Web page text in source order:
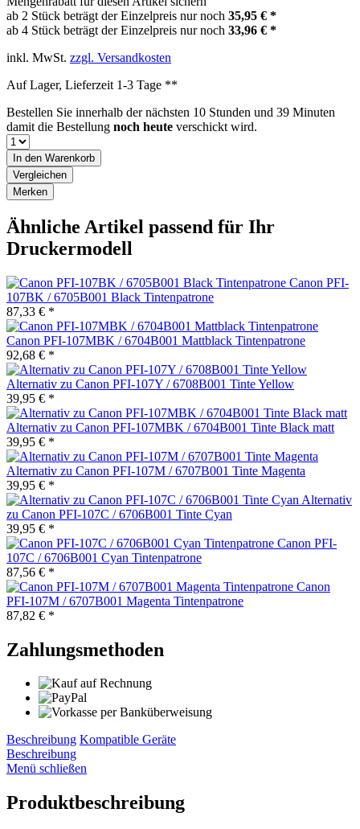
ab 2 Stück beträgt der Einzelpreis nur noch 35,95 € *
ab 4 Stück beträgt der Einzelpreis nur noch 33,96 € *
inkl. MwSt. zzgl. Versandkosten
Auf Lager, Lieferzeit 1-3 Tage **
Bestellen Sie innerhalb der nächsten 10 Stunden und 39 Minuten
damit die Bestellung noch heute verschickt wird.
In den Warenkorb
Vergleichen
Merken
Ähnliche Artikel passend für Ihr
Druckermodell
Canon PFI-
107BK / 6705B001 Black Tintenpatrone
87,33 € *
Canon PFI-107MBK / 6704B001 Mattblack Tintenpatrone
92,68 € *
Alternativ zu Canon PFI-107Y / 6708B001 Tinte Yellow
39,95 € *
Alternativ zu Canon PFI-107MBK / 6704B001 Tinte Black matt
39,95 € *
Alternativ zu Canon PFI-107M / 6707B001 Tinte Magenta
39,95 € *
Alternativ
zu Canon PFI-107C / 6706B001 Tinte Cyan
39,95 € *
Canon PFI-
107C / 6706B001 Cyan Tintenpatrone
87,56 € *
Canon
PFI-107M / 6707B001 Magenta Tintenpatrone
87,82 € *
Zahlungsmethoden
Beschreibung Kompatible Geräte
Beschreibung
Menü schließen
Produktbeschreibung